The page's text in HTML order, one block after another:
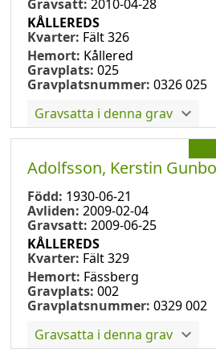
Gravsatt: 2010-04-28
KÅLLEREDS
Kvarter: Fält 326
Hemort: Kållered
Gravplats: 025
Gravplatsnummer: 0326 025
Gravsatta i denna grav
Adolfsson, Kerstin
Född: 1930-06-21
Avliden: 2009-02-04
Gravsatt: 2009-06-25
KÅLLEREDS
Kvarter: Fält 329
Hemort: Fässberg
Gravplats: 002
Gravplatsnummer: 0329 002
Gravsatta i denna grav